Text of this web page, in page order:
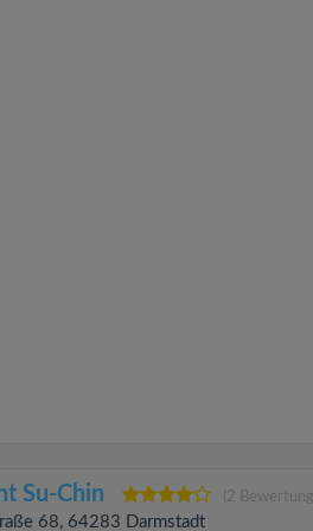
Su-Chin (2
68, 64283 Darmstadt